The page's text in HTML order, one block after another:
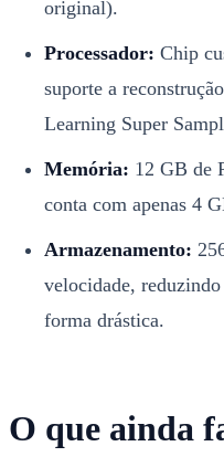
original).
Processador: Chip
suporte a
Learning Super
Memória: 12 GB de
conta com apenas 4
Armazenamento:
velocidade,
forma drástica.
O que ainda